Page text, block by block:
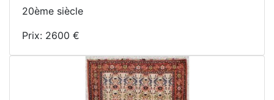
20ème siècle
Prix: 2600 €